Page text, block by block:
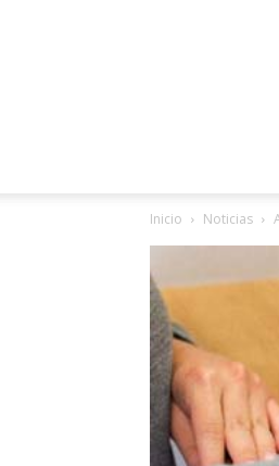
Inicio Noticias